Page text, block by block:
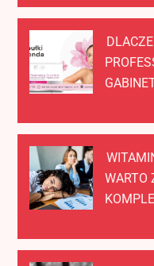
WARTO